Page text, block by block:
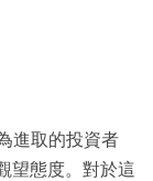
進取的投資者
望態度。對於這